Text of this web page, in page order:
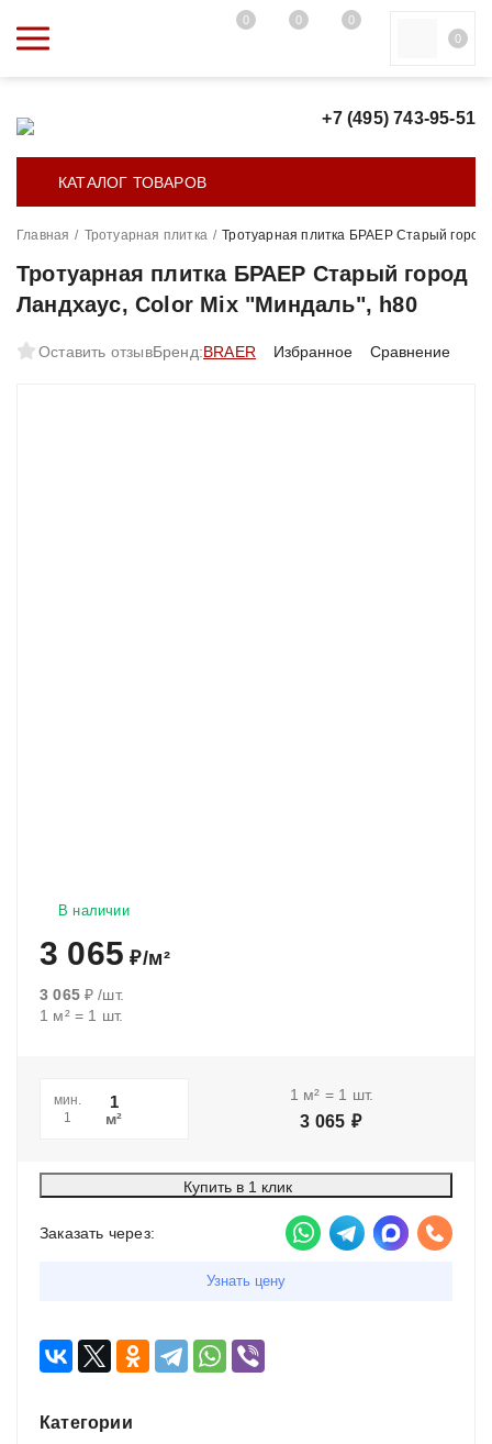
0 0
0
0
+7 (495) 743-95-51
КАТАЛОГ ТОВАРОВ
Главная / Тротуарная плитка / Тротуарная плитка БРАЕР Старый
Тротуарная плитка БРАЕР Старый город
Ландхаус, Color Mix "Миндаль", h80
Оставить отзывБренд:BRAER Избранное Сравнение
В наличии
3 065 ₽/м²
3 065 ₽ /шт.
1 м²= 1 шт.
мин.
1
м²
1 м² = 1 шт.
3 065 ₽
Купить в 1 клик
Заказать через:
Узнать цену
Категории